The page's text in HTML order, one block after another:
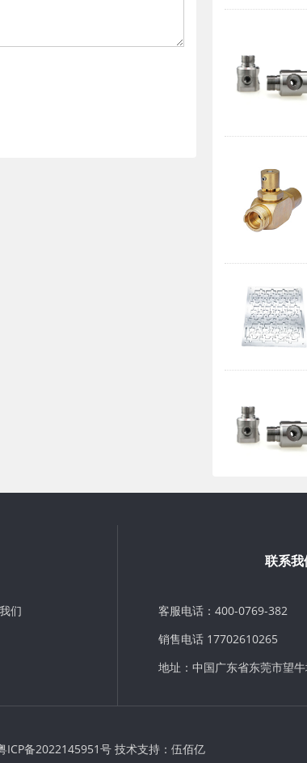
们
联系我
客服电话：400-0769-382
销售电话 17702610265
地址：中国广东省东莞市望
ICP备2022145951号 技术支持： 伍佰亿